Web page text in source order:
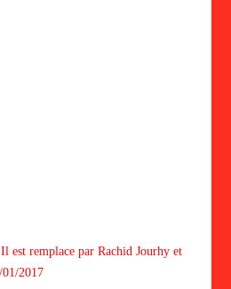
remplace par Rachid Jourhy et
2017